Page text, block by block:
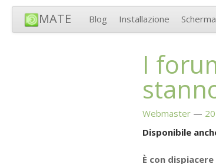
MATE Blog Installazione
I
Webmaster
Disponibile
È con